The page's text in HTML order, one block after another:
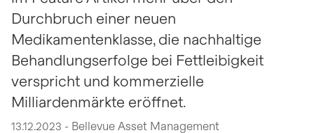
Durchbruch einer neuen
Medikamentenklasse, die nachhaltige
Behandlungserfolge bei Fettleibigkeit
verspricht und kommerzielle
Milliardenmärkte eröffnet.
13.12.2023 - Bellevue Asset Management